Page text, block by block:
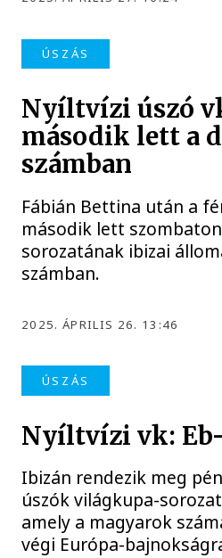
ÚSZÁS
Nyíltvízi úszó
második lett a
számban
Fábián Bettina után a
második lett
sorozatának ibizai
számban.
2025. ÁPRILIS 26. 13:46
ÚSZÁS
Nyíltvízi vk:
Ibizán rendezik meg
úszók világkupa-
amely a magyarok
végi Európa-